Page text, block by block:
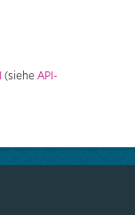
(siehe API-